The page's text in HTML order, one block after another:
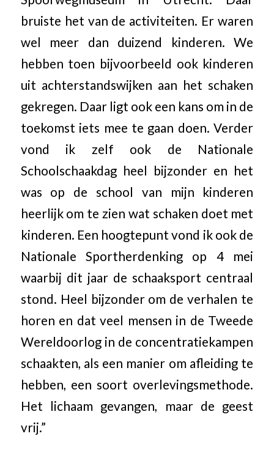
bruiste het van de activiteiten. Er waren
wel meer dan duizend kinderen. We
hebben toen bijvoorbeeld ook kinderen
uit achterstandswijken aan het schaken
gekregen. Daar ligt ook een kans om in de
toekomst iets mee te gaan doen. Verder
vond ik zelf ook de Nationale
Schoolschaakdag heel bijzonder en het
was op de school van mijn kinderen
heerlijk om te zien wat schaken doet met
kinderen. Een hoogtepunt vond ik ook de
Nationale Sportherdenking op 4 mei
waarbij dit jaar de schaaksport centraal
stond. Heel bijzonder om de verhalen te
horen en dat veel mensen in de Tweede
Wereldoorlog in de concentratiekampen
schaakten, als een manier om afleiding te
hebben, een soort overlevingsmethode.
Het lichaam gevangen, maar de geest
vrij.”